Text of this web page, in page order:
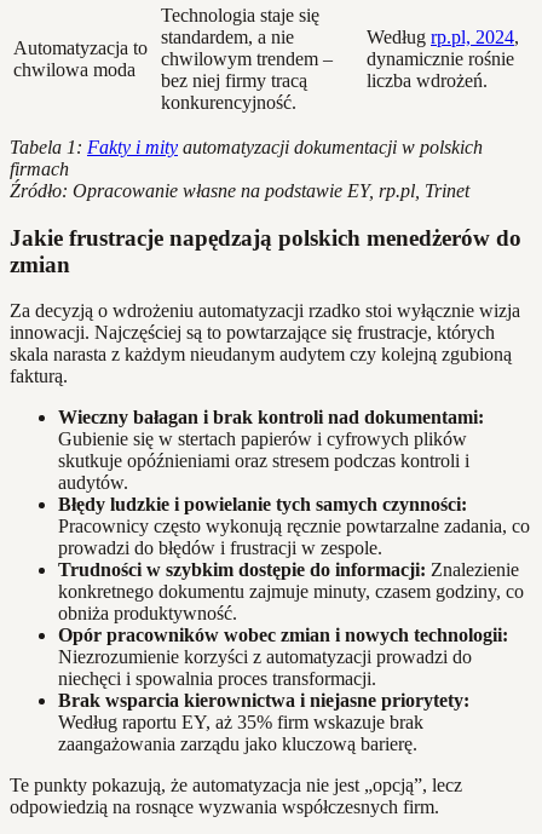
Automatyzacja to
chwilowa moda
Technologia staje się
standardem, a nie
chwilowym trendem –
bez niej firmy tracą
konkurencyjność.
Według rp.pl, 2024,
dynamicznie rośnie
liczba wdrożeń.
Tabela 1: Fakty i mity automatyzacji dokumentacji w polskich
firmach
Źródło: Opracowanie własne na podstawie EY, rp.pl, Trinet
Jakie frustracje napędzają polskich menedżerów do
zmian
Za decyzją o wdrożeniu automatyzacji rzadko stoi wyłącznie wizja
innowacji. Najczęściej są to powtarzające się frustracje, których
skala narasta z każdym nieudanym audytem czy kolejną zgubioną
fakturą.
Wieczny bałagan i brak kontroli nad dokumentami:
Gubienie się w stertach papierów i cyfrowych plików
skutkuje opóźnieniami oraz stresem podczas kontroli i
audytów.
Błędy ludzkie i powielanie tych samych czynności:
Pracownicy często wykonują ręcznie powtarzalne zadania, co
prowadzi do błędów i frustracji w zespole.
Trudności w szybkim dostępie do informacji: Znalezienie
konkretnego dokumentu zajmuje minuty, czasem godziny, co
obniża produktywność.
Opór pracowników wobec zmian i nowych technologii:
Niezrozumienie korzyści z automatyzacji prowadzi do
niechęci i spowalnia proces transformacji.
Brak wsparcia kierownictwa i niejasne priorytety:
Według raportu EY, aż 35% firm wskazuje brak
zaangażowania zarządu jako kluczową barierę.
Te punkty pokazują, że automatyzacja nie jest „opcją”, lecz
odpowiedzią na rosnące wyzwania współczesnych firm.